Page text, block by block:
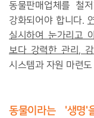
동물판매업체를 철
강화되어야 합니다.
실시하여 눈가리고
보다 강력한 관리,
시스템과 자원 마련
동물이라는'생명'